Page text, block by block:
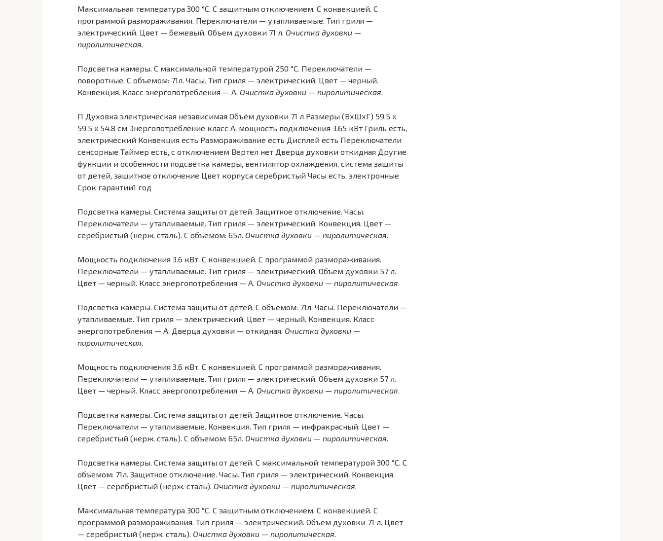
Максимальная температура 300 °C. С защитным отключением. С конвекцией. С
программой размораживания. Переключатели — утапливаемые. Тип гриля —
электрический. Цвет — бежевый. Объем духовки 71 л. Очистка духовки —
пиролитическая
Подсветка камеры. С максимальной температурой 250 °C. Переключатели —
поворотные. С объемом: 71л. Часы. Тип гриля — электрический. Цвет — черный.
Конвекция. Класс энергопотребления — A. Очистка духовки — пиролитическая
П Духовка электрическая независимая Объём духовки 71 л Размеры (ВхШхГ) 59.5 х
59.5 x 54.8 см Энергопотребление класс A, мощность подключения 3.65 кВт Гриль есть,
электрический Конвекция есть Размораживание есть Дисплей есть Переключатели
сенсорные Таймер есть, с отключением Вертел нет Дверца духовки откидная Другие
функции и особенности подсветка камеры, вентилятор охлаждения, система защиты
от детей, защитное отключение Цвет корпуса серебристый Часы есть, электронные
Срок гарантии1 год
Подсветка камеры. Система защиты от детей. Защитное отключение. Часы.
Переключатели — утапливаемые. Тип гриля — электрический. Конвекция. Цвет —
серебристый (нерж. сталь). С объемом: 65л. Очистка духовки — пиролитическая
Мощность подключения 3.6 кВт. С конвекцией. С программой размораживания.
Переключатели — утапливаемые. Тип гриля — электрический. Объем духовки 57 л.
Цвет — черный. Класс энергопотребления — A. Очистка духовки — пиролитическая
Подсветка камеры. Система защиты от детей. С объемом: 71л. Часы. Переключатели —
утапливаемые. Тип гриля — электрический. Цвет — черный. Конвекция. Класс
энергопотребления — A. Дверца духовки — откидная. Очистка духовки —
пиролитическая
Мощность подключения 3.6 кВт. С конвекцией. С программой размораживания.
Переключатели — утапливаемые. Тип гриля — электрический. Объем духовки 57 л.
Цвет — черный. Класс энергопотребления — A. Очистка духовки — пиролитическая
Подсветка камеры. Система защиты от детей. Защитное отключение. Часы.
Переключатели — утапливаемые. Конвекция. Тип гриля — инфракрасный. Цвет —
серебристый (нерж. сталь). С объемом: 65л. Очистка духовки — пиролитическая
Подсветка камеры. Система защиты от детей. С максимальной температурой 300 °C. С
объемом: 71л. Защитное отключение. Часы. Тип гриля — электрический. Конвекция.
Цвет — серебристый (нерж. сталь). Очистка духовки — пиролитическая
Максимальная температура 300 °C. С защитным отключением. С конвекцией. С
программой размораживания. Тип гриля — электрический. Объем духовки 71 л. Цвет
— серебристый (нерж. сталь). Очистка духовки — пиролитическая